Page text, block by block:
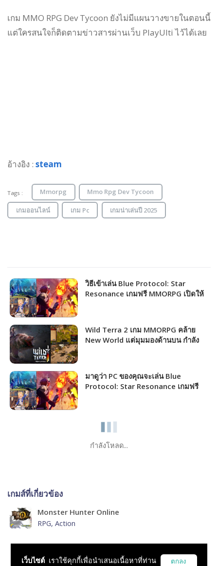
เกม MMO RPG Dev Tycoon ยังไม่มีแผนวางขายในตอนนี้
แต่ใครสนใจก็ติดตามข่าวสารผ่านเว็บ PlayUlti ไว้ได้เลย
อ้างอิง : steam
Tags : Mmorpg Mmo Rpg Dev Tycoon
เกมออนไลน์ เกม Pc เกมน่าเล่นปี 2025
วิธีเข้าเล่น Blue Protocol: Star
Resonance เกมฟรี MMORPG เปิดให้
Wild Terra 2 เกม MMORPG คล้าย
New World แต่มุมมองด้านบน กำลัง
มาดูว่า PC ของคุณจะเล่น Blue
Protocol: Star Resonance เกมฟรี
กำลังโหลด...
เกมส์ที่เกี่ยวข้อง
Monster Hunter Online
RPG, Action
RPG
เว็บไซต์ เราใช้คุกกี้เพื่อนำเสนอเนื้อหาที่ท่าน ตกลง